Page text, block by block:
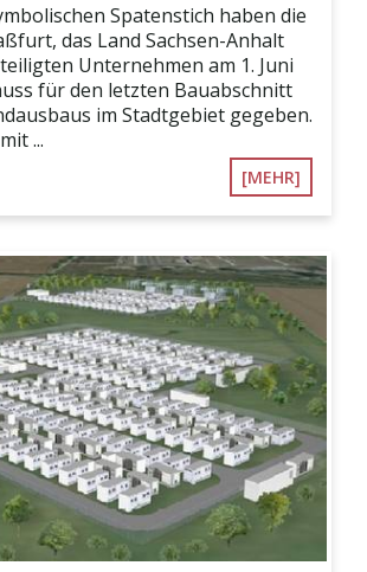
Spatenstich haben die
das Land Sachsen-Anhalt
Unternehmen am 1. Juni
für den letzten Bauabschnitt
im Stadtgebiet gegeben.
...
[MEHR]